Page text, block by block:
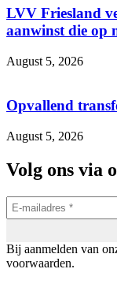
LVV Friesland
aanwinst die op
August 5, 2026
Opvallend
August 5, 2026
Volg ons via
Bij aanmelden van
voorwaarden.